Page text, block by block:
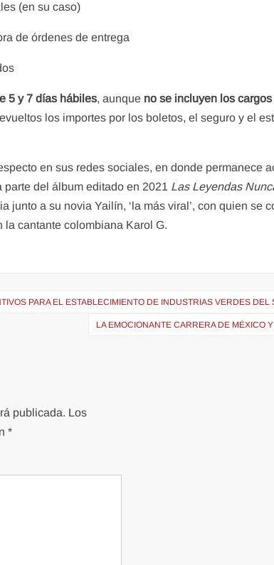
(en su caso)
de órdenes de entrega
5 y 7 días hábiles, aunque no se incluyen los
los importes por los boletos, el seguro y el
en sus redes sociales, en donde permanece
parte del álbum editado en 2021 Las Leyendas
junto a su novia Yailín, ‘la más viral’, con quien se
cantante colombiana Karol G.
PARA EL ESTABLECIMIENTO DE INDUSTRIAS VERDES DEL
LA EMOCIONANTE CARRERA DE MÉXICO
publicada. Los
*